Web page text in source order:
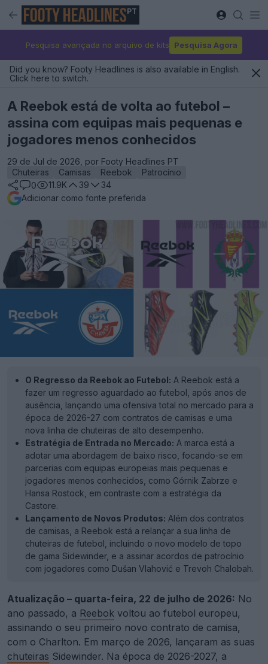
PT
Pesquisa avançada no arquivo de kits Pesquisa Agora
Did you know? Footy Headlines is also available in English.
Click here to switch.
A Reebok está de volta ao futebol –
assina com equipas mais pequenas e
jogadores menos conhecidos
29 de Jul de 2026, por Footy Headlines PT
Chuteiras
Camisas Reebok
Patrocínio
0
11.9K 39
34
Adicionar como fonte preferida
O Regresso da Reebok ao Futebol: A Reebok está a
fazer um regresso aguardado ao futebol, após anos de
ausência, lançando uma ofensiva total no mercado para a
época de 2026-27 com contratos de camisas e uma
nova linha de chuteiras de alto desempenho.
Estratégia de Entrada no Mercado: A marca está a
adotar uma abordagem de baixo risco, focando-se em
parcerias com equipas europeias mais pequenas e
jogadores menos conhecidos, como Górnik Zabrze e
Hansa Rostock, em contraste com a estratégia da
Castore.
Lançamento de Novos Produtos: Além dos contratos
de camisas, a Reebok está a relançar a sua linha de
chuteiras de futebol, incluindo o novo modelo de topo
de gama Sidewinder, e a assinar acordos de patrocínio
com jogadores como Dušan Vlahović e Trevoh Chalobah.
Atualização – quarta-feira, 22 de julho de 2026: No
ano passado, a Reebok voltou ao futebol europeu,
assinando o seu primeiro novo contrato de camisa,
com o Charlton. Em março de 2026, lançaram as suas
chuteiras Sidewinder. Na época de 2026-2027, a